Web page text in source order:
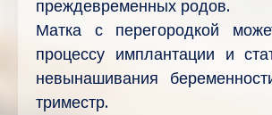
преждевременных родов.
Матка с перегородкой
процессу имплантации и
невынашивания
триместр.